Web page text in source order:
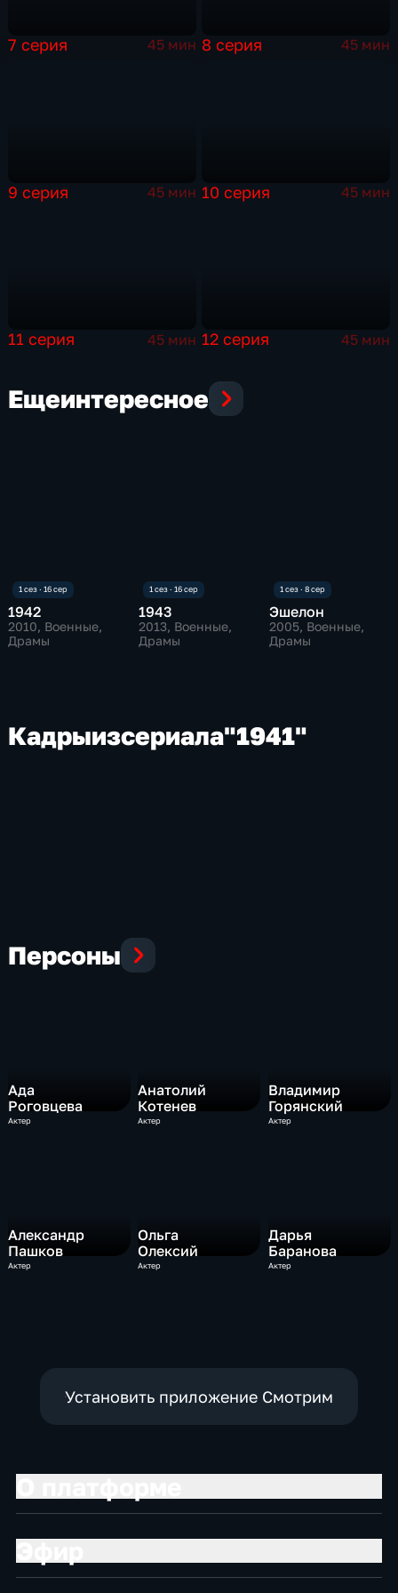
7 серия 45 мин 8 серия 45 мин
9 серия 45 мин 10 серия 45 мин
11 серия 45 мин 12 серия 45 мин
Ещеинтересное
1942
2010, Военные,
Драмы
1943
2013, Военные,
Драмы
Эшелон
2005, Военные,
Драмы
Кадрыизсериала"1941"
Персоны
Ада
Роговцева
Актер
Анатолий
Котенев
Актер
Владимир
Горянский
Актер
Александр
Пашков
Актер
Ольга
Олексий
Актер
Дарья
Баранова
Актер
Установить приложение Смотрим